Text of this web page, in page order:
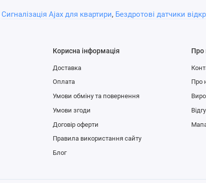
Сигналізація Ajax для квартири, Бездротові датчики
Корисна інформація
Доставка
Оплата
Умови обміну та повернення
Умови згоди
Договір оферти
Правила використання сайту
Блог
Про
Про